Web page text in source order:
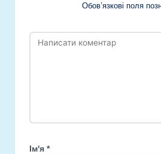
Обов’язкові поля
Ім'я *